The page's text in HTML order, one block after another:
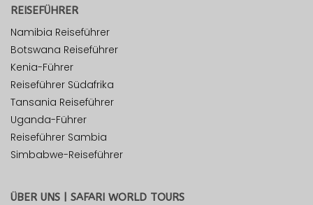
REISEFÜHRER
Namibia Reiseführer
Botswana Reiseführer
Kenia-Führer
Reiseführer Südafrika
Tansania Reiseführer
Uganda-Führer
Reiseführer Sambia
Simbabwe-Reiseführer
ÜBER UNS | SAFARI WORLD TOURS